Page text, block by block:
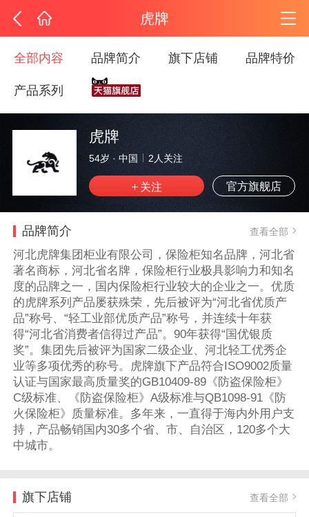
虎牌
全部内容 品牌简介 旗下店铺 品牌特价
产品系列
虎牌
54岁 · 中国 2 人关注
官方旗舰店
品牌简介 查看全部
河北虎牌集团柜业有限公司，保险柜知名品牌，河北省
著名商标，河北省名牌，保险柜行业极具影响力和知名
度的品牌之一，国内保险柜行业较大的企业之一。优质
的虎牌系列产品屡获殊荣，先后被评为“河北省优质产
品”称号、“轻工业部优质产品”称号，并连续十年获
得“河北省消费者信得过产品”。90年获得“国优银质
奖”。集团先后被评为国家二级企业、河北轻工优秀企
业等多项优秀的称号。虎牌旗下产品符合ISO9002质量
认证与国家最高质量奖的GB10409-89《防盗保险柜》
C级标准、《防盗保险柜》A级标准与QB1098-91《防
火保险柜》质量标准。多年来，一直得于海内外用户支
持，产品畅销国内30多个省、市、自治区，120多个大
中城市。
旗下店铺 查看全部